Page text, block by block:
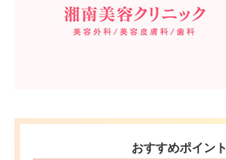
おすすめポイント